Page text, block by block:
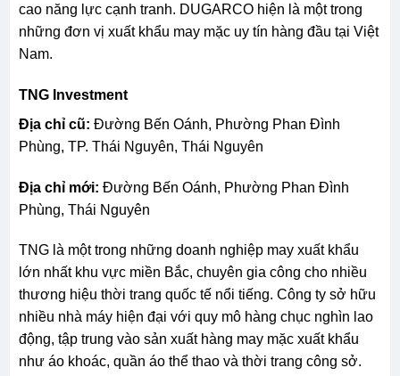
cao năng lực cạnh tranh. DUGARCO hiện là một trong
những đơn vị xuất khẩu may mặc uy tín hàng đầu tại Việt
Nam.
TNG Investment
Địa chỉ cũ: Đường Bến Oánh, Phường Phan Đình
Phùng, TP. Thái Nguyên, Thái Nguyên
Địa chỉ mới: Đường Bến Oánh, Phường Phan Đình
Phùng, Thái Nguyên
TNG là một trong những doanh nghiệp may xuất khẩu
lớn nhất khu vực miền Bắc, chuyên gia công cho nhiều
thương hiệu thời trang quốc tế nổi tiếng. Công ty sở hữu
nhiều nhà máy hiện đại với quy mô hàng chục nghìn lao
động, tập trung vào sản xuất hàng may mặc xuất khẩu
như áo khoác, quần áo thể thao và thời trang công sở.